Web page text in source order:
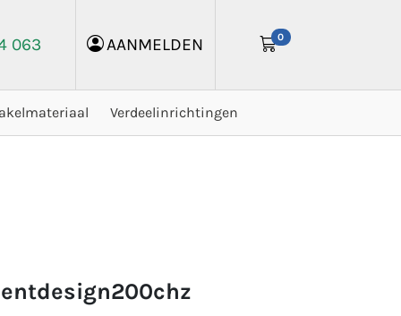
063 AANMELDEN 0
Verdeelinrichtingen